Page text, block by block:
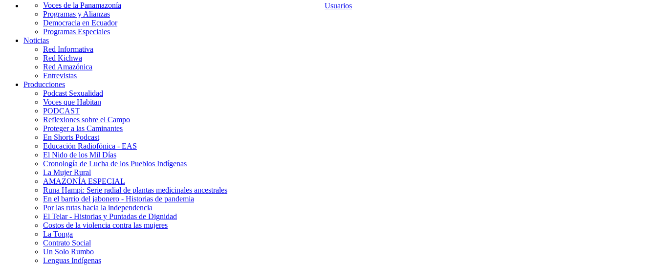
Usuarios
Voces de la Panamazonía
Programas y Alianzas
Democracia en Ecuador
Programas Especiales
Noticias
Red Informativa
Red Kichwa
Red Amazónica
Entrevistas
Producciones
Podcast Sexualidad
Voces que Habitan
PODCAST
Reflexiones sobre el Campo
Proteger a las Caminantes
En Shorts Podcast
Educación Radiofónica - EAS
El Nido de los Mil Días
Cronología de Lucha de los Pueblos Indígenas
La Mujer Rural
AMAZONÍA ESPECIAL
Runa Hampi: Serie radial de plantas medicinales ancestrales
En el barrio del jabonero - Historias de pandemia
Por las rutas hacia la independencia
El Telar - Historias y Puntadas de Dignidad
Costos de la violencia contra las mujeres
La Tonga
Contrato Social
Un Solo Rumbo
Lenguas Indígenas